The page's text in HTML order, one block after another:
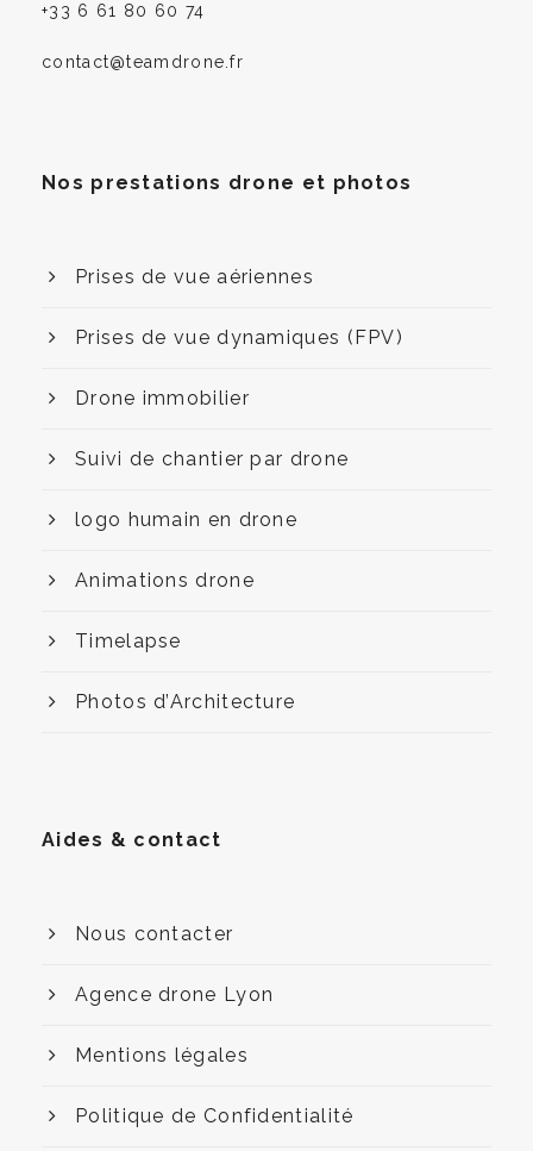
+33 6 61 80 60 74
contact@teamdrone.fr
Nos prestations drone et photos
Prises de vue aériennes
Prises de vue dynamiques (FPV)
Drone immobilier
Suivi de chantier par drone
logo humain en drone
Animations drone
Timelapse
Photos d’Architecture
Aides & contact
Nous contacter
Agence drone Lyon
Mentions légales
Politique de Confidentialité